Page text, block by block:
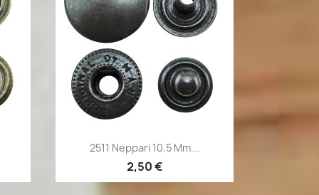
Pikakatselu
2511 Neppari 10,5 Mm...
2,50 €